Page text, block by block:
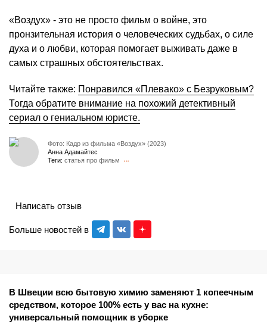
«Воздух» - это не просто фильм о войне, это
пронзительная история о человеческих судьбах, о силе
духа и о любви, которая помогает выживать даже в
самых страшных обстоятельствах.
Читайте также: Понравился «Плевако» с Безруковым?
Тогда обратите внимание на похожий детективный
сериал о гениальном юристе.
Фото: Кадр из фильма «Воздух» (2023)
Анна Адамайтес
Теги: статья про фильм
Больше новостей в
Написать отзыв
В Швеции всю бытовую химию заменяют 1 копеечным
средством, которое 100% есть у вас на кухне:
универсальный помощник в уборке